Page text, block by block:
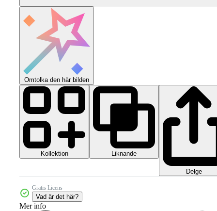
Omtolka den här bilden
Kollektion Liknande
Delge
Gratis Licens
Vad är det här?
Mer info